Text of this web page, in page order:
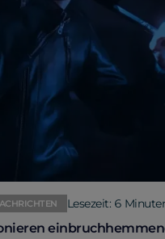
Lesezeit: 6